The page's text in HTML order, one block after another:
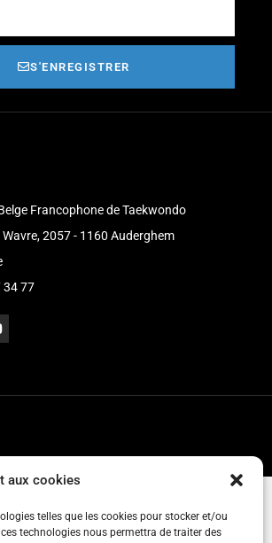
aux cookies
telles que les cookies pour stocker et/ou
technologies nous permettra de traiter des
S'ENREGISTRER
Francophone de Taekwondo
Wavre, 2057 - 1160 Auderghem
34 77